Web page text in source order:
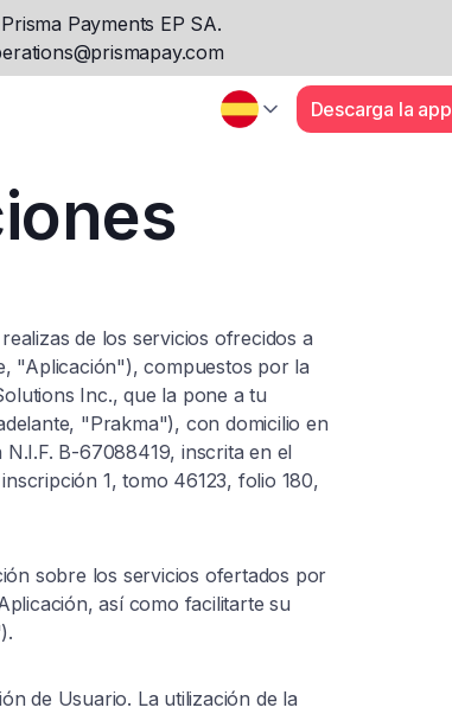
Payments EP SA.
Descarga la app
de los servicios ofrecidos a
"Aplicación"), compuestos por la
Inc., que la pone a tu
"Prakma"), con domicilio en
B-67088419, inscrita en el
1, tomo 46123, folio 180,
sobre los servicios ofertados por
así como facilitarte su
de Usuario. La utilización de la